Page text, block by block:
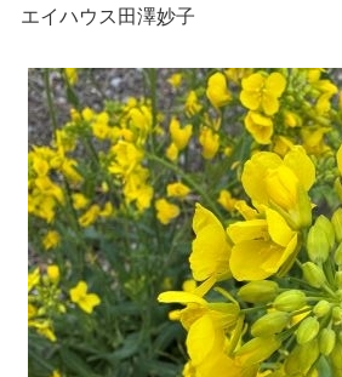
エイハウス田澤妙子